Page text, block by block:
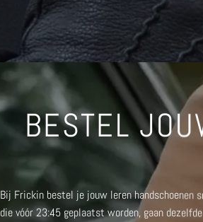
BESTEL
Bij Frickin bestel je jouw leren handschoenen
die vóór 23:45 geplaatst worden, gaan